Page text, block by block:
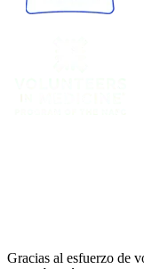
Gracias al esfuerzo de